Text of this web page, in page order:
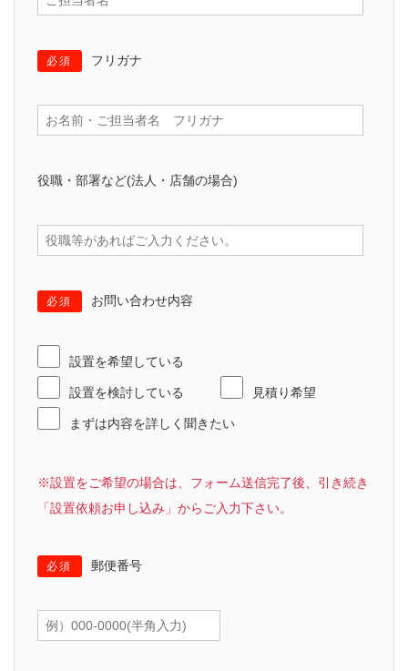
必須 フリガナ
役職・部署など(法人・店舗の場合)
必須 お問い合わせ内容
設置を希望している
設置を検討している 見積り希望
まずは内容を詳しく聞きたい
※設置をご希望の場合は、フォーム送信完了後、引き続き
「設置依頼お申し込み」からご入力下さい。
必須 郵便番号